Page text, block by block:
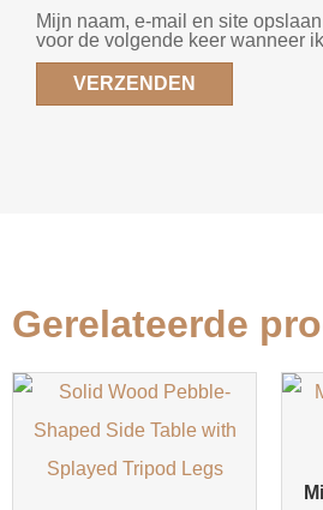
Mijn naam, e-mail en site
voor de volgende keer wanneer
Gerelateerde